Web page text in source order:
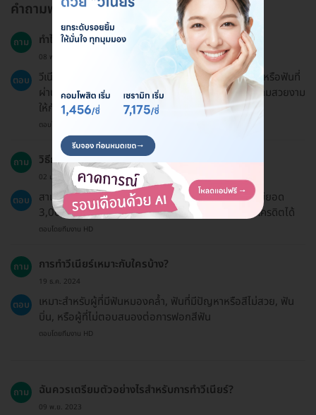
คำถามพบบ่อย
ถาม ทำไมฉันถึงควรทำวีเนียร์?
08 พ.ค. 2024
ตอบ
วีเนียร์ช่วยแก้ไขรูปฟันที่ไม่สมบูรณ์ เช่น ฟันแตก ฟันบิ่น หรือฟันที่
ผ่านการอุดแล้วสีไม่เหมือนธรรมชาติ และยังช่วยเพิ่มความสวยงาม
ให้กับฟันได้อีกด้วย
ตอบโดยทีมงาน HD
ถาม วิธีการชำระเงินมีอะไรบ้าง?
02 ม.ค. 2023
ตอบ
สามารถชำระเงินได้ทั้งแบบโอนและบัตรเครดิต โดยหากมียอด
3,000 บาทขึ้นไปสามารถเลือกผ่อนชำระ 0% ผ่านบัตรเครดิตได้
ตอบโดยทีมงาน HD
ถาม การทำวีเนียร์เหมาะกับใครบ้าง?
19 ธ.ค. 2024
ตอบ
เหมาะสำหรับผู้ที่มีฟันหมองคล้ำ, ฟันที่มีปัญหาหรือสีไม่สวย, ฟัน
บิ่น, หรือผู้ที่ไม่ตอบสนองต่อการฟอกสีฟัน
ตอบโดยทีมงาน HD
ถาม ฉันควรเตรียมตัวอย่างไรสำหรับการทำวีเนียร์?
09 พ.ย. 2023